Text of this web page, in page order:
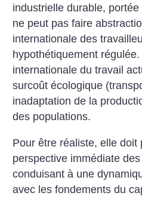
industrielle durable,
ne peut pas faire
internationale des
hypothétiquement
internationale du travail
surcoût écologique
inadaptation de la
des populations.
Pour être réaliste, elle doit
perspective immédiate
conduisant à une
avec les fondements du